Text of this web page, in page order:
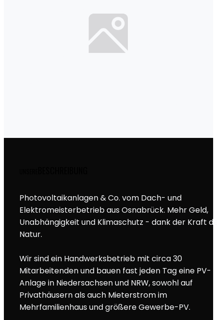
Photovoltaikanlagen & Co. vom Dach- und
Elektromeisterbetrieb aus Osnabrück. Mehr Geld,
Unabhängigkeit und Klimaschutz - dank der Kraft
Natur.
Wir sind ein Handwerksbetrieb mit circa 30
Mitarbeitenden und bauen fast jeden Tag eine PV-
Anlage in Niedersachsen und NRW, sowohl auf
Privathäusern als auch Mieterstrom im
Mehrfamilienhaus und größere Gewerbe-PV.